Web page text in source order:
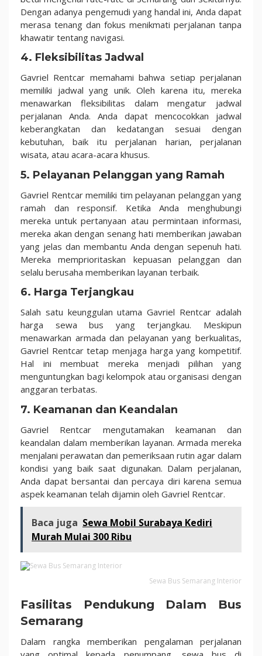
Dengan adanya pengemudi yang handal ini, Anda dapat
merasa tenang dan fokus menikmati perjalanan tanpa
khawatir tentang navigasi.
4. Fleksibilitas Jadwal
Gavriel Rentcar memahami bahwa setiap perjalanan
memiliki jadwal yang unik. Oleh karena itu, mereka
menawarkan fleksibilitas dalam mengatur jadwal
perjalanan Anda. Anda dapat mencocokkan jadwal
keberangkatan dan kedatangan sesuai dengan
kebutuhan, baik itu perjalanan harian, perjalanan
wisata, atau acara-acara khusus.
5. Pelayanan Pelanggan yang Ramah
Gavriel Rentcar memiliki tim pelayanan pelanggan yang
ramah dan responsif. Ketika Anda menghubungi
mereka untuk pertanyaan atau permintaan informasi,
mereka akan dengan senang hati memberikan jawaban
yang jelas dan membantu Anda dengan sepenuh hati.
Mereka memprioritaskan kepuasan pelanggan dan
selalu berusaha memberikan layanan terbaik.
6. Harga Terjangkau
Salah satu keunggulan utama Gavriel Rentcar adalah
harga sewa bus yang terjangkau. Meskipun
menawarkan armada dan pelayanan yang berkualitas,
Gavriel Rentcar tetap menjaga harga yang kompetitif.
Hal ini membuat mereka menjadi pilihan yang
menguntungkan bagi kelompok atau organisasi dengan
anggaran terbatas.
7. Keamanan dan Keandalan
Gavriel Rentcar mengutamakan keamanan dan
keandalan dalam memberikan layanan. Armada mereka
menjalani perawatan dan pemeriksaan rutin agar dalam
kondisi yang baik saat digunakan. Dalam perjalanan,
Anda dapat bersantai dan percaya diri karena semua
aspek keamanan telah dijamin oleh Gavriel Rentcar.
Baca juga Sewa Mobil Surabaya Kediri
Murah Mulai 300 Ribu
Sewa Bus Semarang Interior
Fasilitas Pendukung Dalam Bus
Semarang
Dalam rangka memberikan pengalaman perjalanan